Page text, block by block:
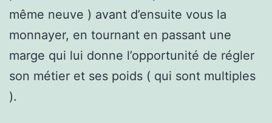
même neuve ) avant d’ensuite vous la
monnayer, en tournant en passant une
marge qui lui donne l’opportunité de régler
son métier et ses poids ( qui sont multiples
).